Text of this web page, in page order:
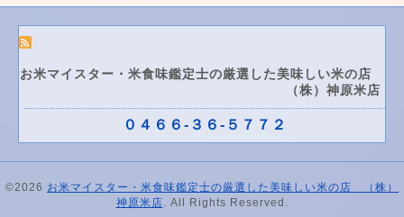
お米マイスター・米食味鑑定士の厳選した美味しい米の店
（株）神原米店
０４６６-３６-５７７２
©2026 お米マイスター・米食味鑑定士の厳選した美味しい米の店 （株）
神原米店. All Rights Reserved.